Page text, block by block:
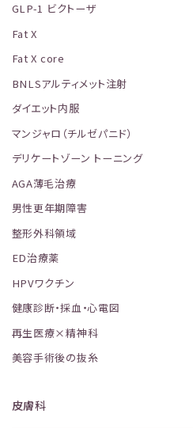
GLP-1 ビクトーザ
Fat X
Fat X core
BNLSアルティメット注射
ダイエット内服
マンジャロ（チルゼパニド）
デリケートゾーン トーニング
AGA薄毛治療
男性更年期障害
整形外科領域
ED治療薬
HPVワクチン
健康診断・採血・心電図
再生医療×精神科
美容手術後の抜糸
皮膚科